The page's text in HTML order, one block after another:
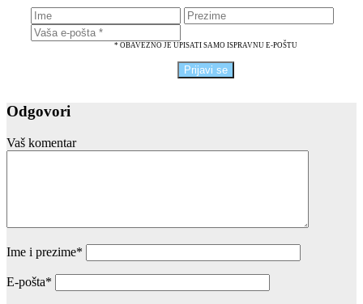
* OBAVEZNO JE UPISATI SAMO ISPRAVNU E-POŠTU
Odgovori
Vaš komentar
Ime i prezime*
E-pošta*